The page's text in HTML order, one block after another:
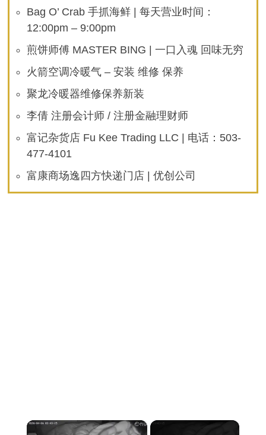
Bag O’ Crab 手抓海鲜 | 每天营业时间：
12:00pm – 9:00pm
煎饼师傅 MASTER BING | 一口入魂 回味无穷
火箭空调冷暖气 – 安装 维修 保养
聚龙冷暖器维修保养新装
李倩 注册会计师 / 注册金融理财师
富记杂货店 Fu Kee Trading LLC | 电话：503-
477-4101
富康商场逸四方快递门店 | 优创公司
×